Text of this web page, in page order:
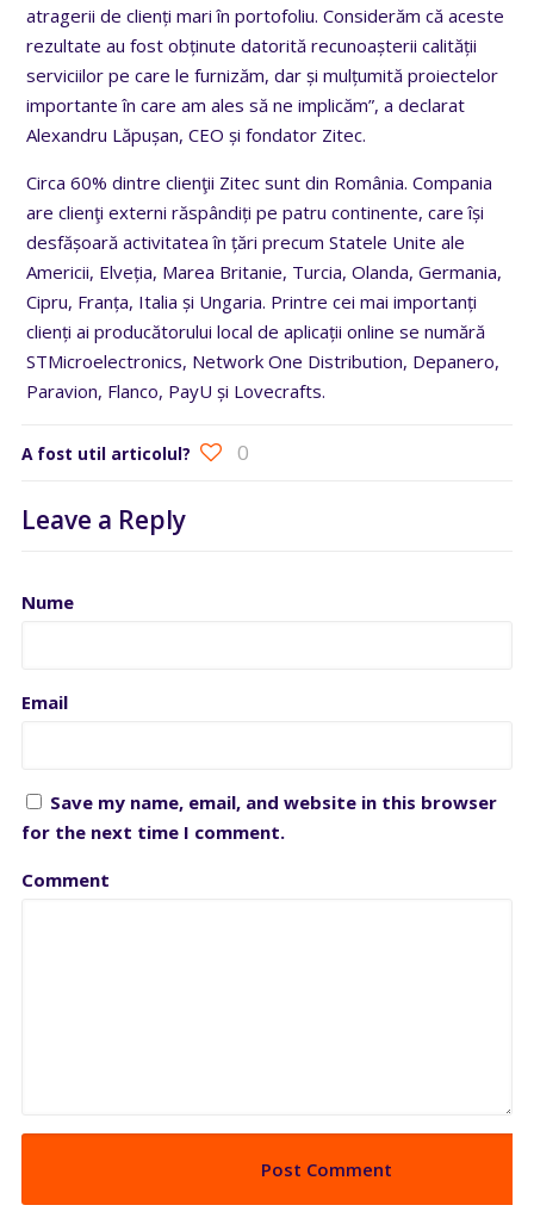
atragerii de clienți mari în portofoliu. Considerăm că aceste
rezultate au fost obținute datorită recunoașterii calității
serviciilor pe care le furnizăm, dar și mulțumită proiectelor
importante în care am ales să ne implicăm”, a declarat
Alexandru Lăpușan, CEO și fondator Zitec.
Circa 60% dintre clienţii Zitec sunt din România. Compania
are clienţi externi răspândiți pe patru continente, care își
desfășoară activitatea în țări precum Statele Unite ale
Americii, Elveția, Marea Britanie, Turcia, Olanda, Germania,
Cipru, Franța, Italia și Ungaria. Printre cei mai importanți
clienți ai producătorului local de aplicații online se numără
STMicroelectronics, Network One Distribution, Depanero,
Paravion, Flanco, PayU și Lovecrafts.
A fost util articolul? 0
Leave a Reply
Nume
Email
Save my name, email, and website in this browser
for the next time I comment.
Comment